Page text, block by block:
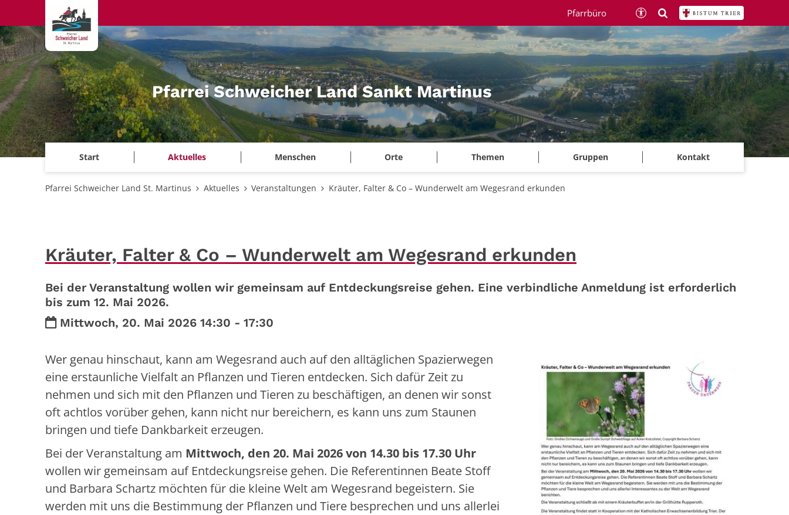
Zum Inhalt springen
Pfarrei Schweicher Land Sankt Martinus
Start Aktuelles Menschen Orte Themen Gruppen Kontakt
Pfarrbüro
Pfarrei Schweicher Land St. Martinus Aktuelles Veranstaltungen Kräuter, Falter & Co – Wunderwelt am Wegesrand erkunden
Kräuter, Falter & Co – Wunderwelt am Wegesrand erkunden
Bei der Veranstaltung wollen wir gemeinsam auf Entdeckungsreise gehen. Eine verbindliche Anmeldung ist erforderlich
bis zum 12. Mai 2026.
Datum:
Mittwoch, 20. Mai 2026 14:30 - 17:30
Wer genau hinschaut, kann am Wegesrand auch auf den alltäglichen Spazierwegen
eine erstaunliche Vielfalt an Pflanzen und Tieren entdecken. Sich dafür Zeit zu
nehmen und sich mit den Pflanzen und Tieren zu beschäftigen, an denen wir sonst
oft achtlos vorüber gehen, kann nicht nur bereichern, es kann uns zum Staunen
bringen und tiefe Dankbarkeit erzeugen.
Bei der Veranstaltung am Mittwoch, den 20. Mai 2026 von 14.30 bis 17.30 Uhr
wollen wir gemeinsam auf Entdeckungsreise gehen. Die Referentinnen Beate Stoff
und Barbara Schartz möchten für die kleine Welt am Wegesrand begeistern. Sie
werden mit uns die Bestimmung der Pflanzen und Tiere besprechen und uns allerlei